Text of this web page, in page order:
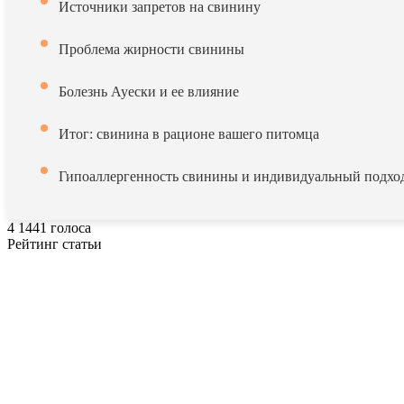
Источники запретов на свинину
Проблема жирности свинины
Болезнь Ауески и ее влияние
Итог: свинина в рационе вашего питомца
Гипоаллергенность свинины и индивидуальный
4 1441 голоса
Рейтинг статьи